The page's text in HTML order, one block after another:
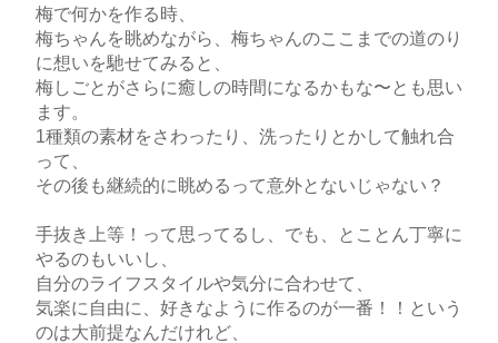
梅で何かを作る時、
梅ちゃんを眺めながら、梅ちゃんのここまでの道のり
に想いを馳せてみると、
梅しごとがさらに癒しの時間になるかもな〜とも思い
ます。
1種類の素材をさわったり、洗ったりとかして触れ合
って、
その後も継続的に眺めるって意外とないじゃない？
手抜き上等！って思ってるし、でも、とことん丁寧に
やるのもいいし、
自分のライフスタイルや気分に合わせて、
気楽に自由に、好きなように作るのが一番！！という
のは大前提なんだけれど、